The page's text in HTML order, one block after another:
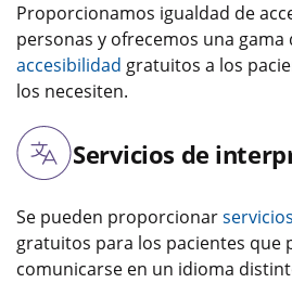
Proporcionamos igualdad de
personas y ofrecemos una gama
accesibilidad gratuitos a los
los necesiten.
Servicios de
Se pueden proporcionar
gratuitos para los pacientes que
comunicarse en un idioma